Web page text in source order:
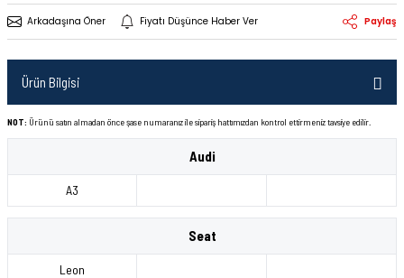
Arkadaşına Öner Fiyatı Düşünce Haber Ver Paylaş
Ürün Bilgisi
NOT: Ürünü satın almadan önce şase numaranız ile sipariş hattımızdan kontrol ettirmeniz tavsiye edilir.
Audi
A3
Seat
Leon